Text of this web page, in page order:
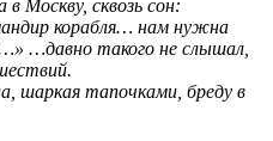
Москву, сквозь сон:
корабля… нам нужна
…давно такого не слышал,
шаркая тапочками, бреду в